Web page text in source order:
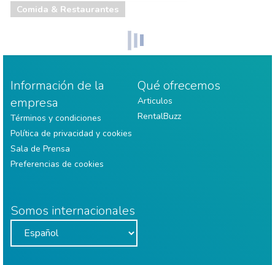
Comida & Restaurantes
Información de la
empresa
Términos y condiciones
Política de privacidad y cookies
Sala de Prensa
Preferencias de cookies
Qué ofrecemos
Articulos
RentalBuzz
Somos internacionales